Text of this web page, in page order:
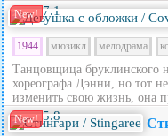
New! 7.1
1944 мюзикл мелодрама
Танцовщица бруклинского
хореографа Дэнни, но тот
изменить свою жизнь, она
New! 5.8